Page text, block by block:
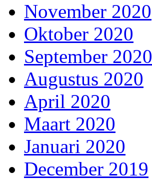
November 2020
Oktober 2020
September 2020
Augustus 2020
April 2020
Maart 2020
Januari 2020
December 2019